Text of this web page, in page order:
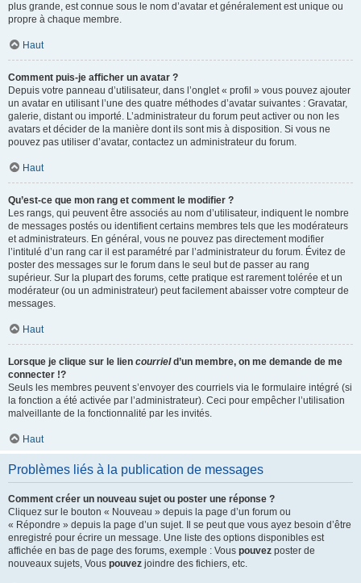
plus grande, est connue sous le nom d’avatar et généralement est unique ou
propre à chaque membre.
Haut
Comment puis-je afficher un avatar ?
Depuis votre panneau d’utilisateur, dans l’onglet « profil » vous pouvez ajouter
un avatar en utilisant l’une des quatre méthodes d’avatar suivantes : Gravatar,
galerie, distant ou importé. L’administrateur du forum peut activer ou non les
avatars et décider de la manière dont ils sont mis à disposition. Si vous ne
pouvez pas utiliser d’avatar, contactez un administrateur du forum.
Haut
Qu’est-ce que mon rang et comment le modifier ?
Les rangs, qui peuvent être associés au nom d’utilisateur, indiquent le nombre
de messages postés ou identifient certains membres tels que les modérateurs
et administrateurs. En général, vous ne pouvez pas directement modifier
l’intitulé d’un rang car il est paramétré par l’administrateur du forum. Évitez de
poster des messages sur le forum dans le seul but de passer au rang
supérieur. Sur la plupart des forums, cette pratique est rarement tolérée et un
modérateur (ou un administrateur) peut facilement abaisser votre compteur de
messages.
Haut
Lorsque je clique sur le lien courrield’un membre, on me demande de me
connecter !?
Seuls les membres peuvent s’envoyer des courriels via le formulaire intégré (si
la fonction a été activée par l’administrateur). Ceci pour empêcher l’utilisation
malveillante de la fonctionnalité par les invités.
Haut
Problèmes liés à la publication de messages
Comment créer un nouveau sujet ou poster une réponse ?
Cliquez sur le bouton « Nouveau » depuis la page d’un forum ou
« Répondre » depuis la page d’un sujet. Il se peut que vous ayez besoin d’être
enregistré pour écrire un message. Une liste des options disponibles est
affichée en bas de page des forums, exemple : Vous pouvez poster de
nouveaux sujets, Vous pouvez joindre des fichiers, etc.